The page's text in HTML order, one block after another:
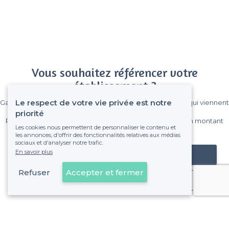
Vous souhaitez référencer votre
établissement ?
Gagnez de nombreux clients parmi le million de visiteurs qui viennent
Pas de commissions et sans engagement, vous payez un montant
fixe sans risque de voir déraper la facture.
Référencer mon établissement
Déjà client
Le respect de votre vie privée est notre
priorité
Les cookies nous permettent de personnaliser le contenu et
les annonces, d'offrir des fonctionnalités relatives aux médias
sociaux et d'analyser notre trafic.
En savoir plus
Refuser Accepter et fermer